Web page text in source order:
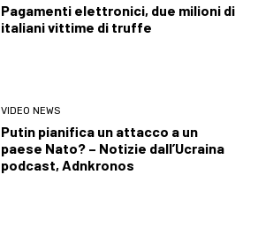
Pagamenti elettronici, due milioni di
italiani vittime di truffe
VIDEO NEWS
Putin pianifica un attacco a un
paese Nato? – Notizie dall’Ucraina
podcast, Adnkronos